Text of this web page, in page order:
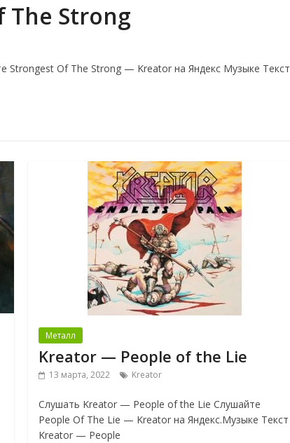
Strong
Of The Strong — Kreator на Яндекс Музыке Текст
Металл
Kreator — People of the Lie
13 марта, 2022 Kreator
Слушать Kreator — People of the Lie Слушайте
People Of The Lie — Kreator на Яндекс.Музыке Текст
Kreator — People